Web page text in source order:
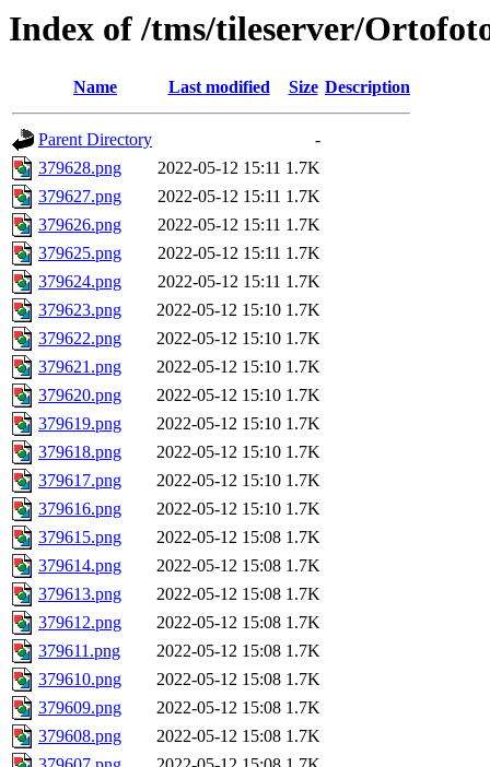
Index of /tms/tileserver/
Name Last modified Size Description
Parent Directory
-
379628.png
2022-05-12 15:11 1.7K
379627.png
2022-05-12 15:11 1.7K
379626.png
2022-05-12 15:11 1.7K
379625.png
2022-05-12 15:11 1.7K
379624.png
2022-05-12 15:11 1.7K
379623.png
2022-05-12 15:10 1.7K
379622.png
2022-05-12 15:10 1.7K
379621.png
2022-05-12 15:10 1.7K
379620.png
2022-05-12 15:10 1.7K
379619.png
2022-05-12 15:10 1.7K
379618.png
2022-05-12 15:10 1.7K
379617.png
2022-05-12 15:10 1.7K
379616.png
2022-05-12 15:10 1.7K
379615.png
2022-05-12 15:08 1.7K
379614.png
2022-05-12 15:08 1.7K
379613.png
2022-05-12 15:08 1.7K
379612.png
2022-05-12 15:08 1.7K
379611.png
2022-05-12 15:08 1.7K
379610.png
2022-05-12 15:08 1.7K
379609.png
2022-05-12 15:08 1.7K
379608.png
2022-05-12 15:08 1.7K